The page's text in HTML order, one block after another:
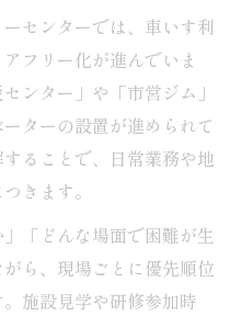
センターでは、車いす利
フリー化が進んでいま
ンター」や「市営ジム」
ターの設置が進められて
ることで、日常業務や地
きます。
「どんな場面で困難が生
ら、現場ごとに優先順位
施設見学や研修参加時